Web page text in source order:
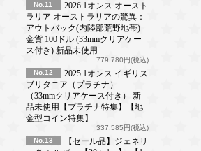
No.11
2026 1オンス オースト
ラリア オーストラリアの驚異：
アウトバック(内陸部荒野地帯)
金貨 100ドル (33mmクリアケー
ス付き) 新品未使用
779,780円(税込)
No.12
2025 1オンス イギリス
ブリタニア（プラチナ）
（33mmクリアケース付き） 新
品未使用【プラチナ特集】【地
金型コイン特集】
337,585円(税込)
No.13
【セール品】ジェネリ